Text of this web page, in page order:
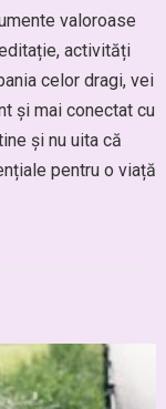
valoroase
activități
celor dragi, vei
și mai conectat cu
și nu uita că
pentru o viață